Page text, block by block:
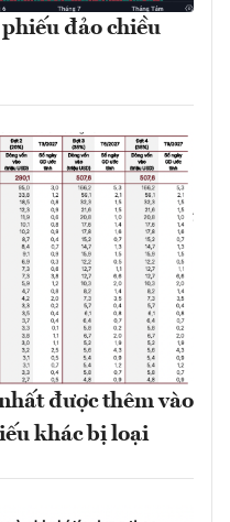
đảo chiều
được thêm vào
khác bị loại